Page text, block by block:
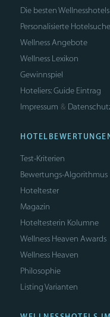
Die besten Wellnesshotels
Personalisierte Hotelsuche
Wellness Angebote
Wellness Lexikon
Gewinnspiel
Hoteliers: Guide Eintrag
Impressum &
Test-Kriterien
Bewertungs-Algorithmus
Hoteltester
Magazin
Hoteltesterin Kolumne
Wellness Heaven Awards
Wellness Heaven
Philosophie
Listing Varianten